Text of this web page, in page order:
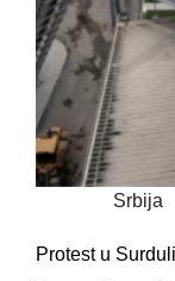
Srbija
Protest u